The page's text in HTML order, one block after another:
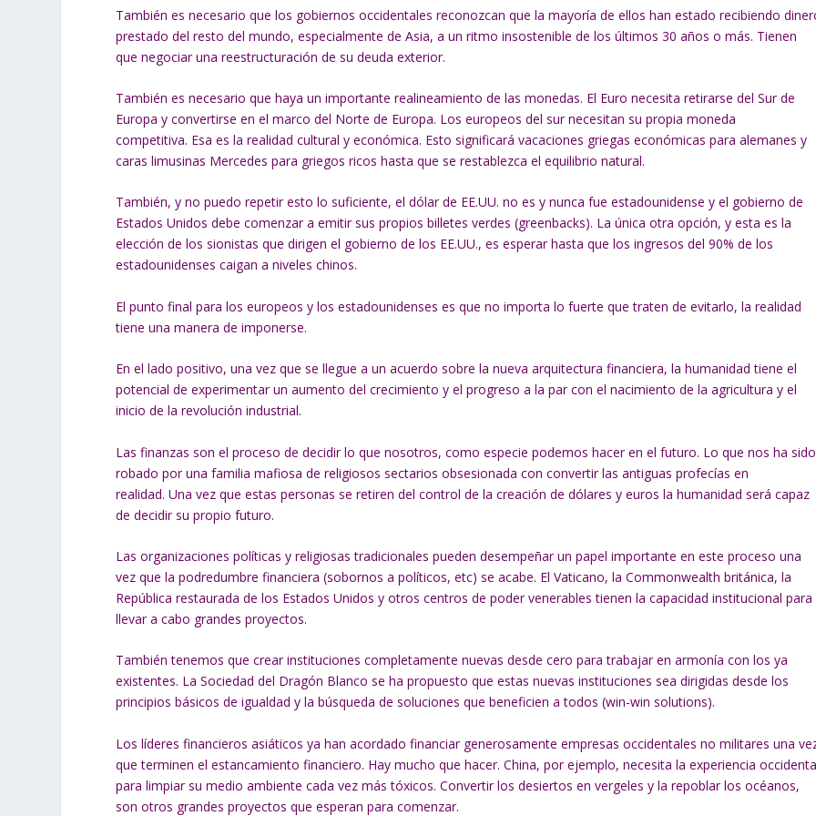
También es necesario que los gobiernos occidentales reconozcan que la mayoría de ellos han estado recibiendo
prestado del resto del mundo, especialmente de Asia, a un ritmo insostenible de los últimos 30 años o más. Tienen
que negociar una reestructuración de su deuda exterior.
También es necesario que haya un importante realineamiento de las monedas. El Euro necesita retirarse del Sur de
Europa y convertirse en el marco del Norte de Europa. Los europeos del sur necesitan su propia moneda
competitiva. Esa es la realidad cultural y económica. Esto significará vacaciones griegas económicas para alemanes y
caras limusinas Mercedes para griegos ricos hasta que se restablezca el equilibrio natural.
También, y no puedo repetir esto lo suficiente, el dólar de EE.UU. no es y nunca fue estadounidense y el gobierno de
Estados Unidos debe comenzar a emitir sus propios billetes verdes (greenbacks). La única otra opción, y esta es la
elección de los sionistas que dirigen el gobierno de los EE.UU., es esperar hasta que los ingresos del 90% de los
estadounidenses caigan a niveles chinos.
El punto final para los europeos y los estadounidenses es que no importa lo fuerte que traten de evitarlo, la realidad
tiene una manera de imponerse.
En el lado positivo, una vez que se llegue a un acuerdo sobre la nueva arquitectura financiera, la humanidad tiene el
potencial de experimentar un aumento del crecimiento y el progreso a la par con el nacimiento de la agricultura y el
inicio de la revolución industrial.
Las finanzas son el proceso de decidir lo que nosotros, como especie podemos hacer en el futuro. Lo que nos ha sido
robado por una familia mafiosa de religiosos sectarios obsesionada con convertir las antiguas profecías en
realidad. Una vez que estas personas se retiren del control de la creación de dólares y euros la humanidad será capaz
de decidir su propio futuro.
Las organizaciones políticas y religiosas tradicionales pueden desempeñar un papel importante en este proceso una
vez que la podredumbre financiera (sobornos a políticos, etc) se acabe. El Vaticano, la Commonwealth británica, la
República restaurada de los Estados Unidos y otros centros de poder venerables tienen la capacidad institucional para
llevar a cabo grandes proyectos.
También tenemos que crear instituciones completamente nuevas desde cero para trabajar en armonía con los ya
existentes. La Sociedad del Dragón Blanco se ha propuesto que estas nuevas instituciones sea dirigidas desde los
principios básicos de igualdad y la búsqueda de soluciones que beneficien a todos (win-win solutions).
Los líderes financieros asiáticos ya han acordado financiar generosamente empresas occidentales no militares una
que terminen el estancamiento financiero. Hay mucho que hacer. China, por ejemplo, necesita la experiencia
para limpiar su medio ambiente cada vez más tóxicos. Convertir los desiertos en vergeles y la repoblar los océanos,
son otros grandes proyectos que esperan para comenzar.